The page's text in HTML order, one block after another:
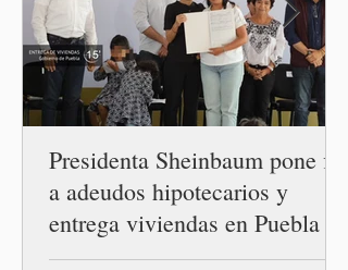
los gobiernos, llegan por
un partido, llegan por otro
— es importante que México
tenga relaciones
diplomáticas con el mu
Presidenta Sheinbaum pone fin
a adeudos hipotecarios y
entrega viviendas en Puebla